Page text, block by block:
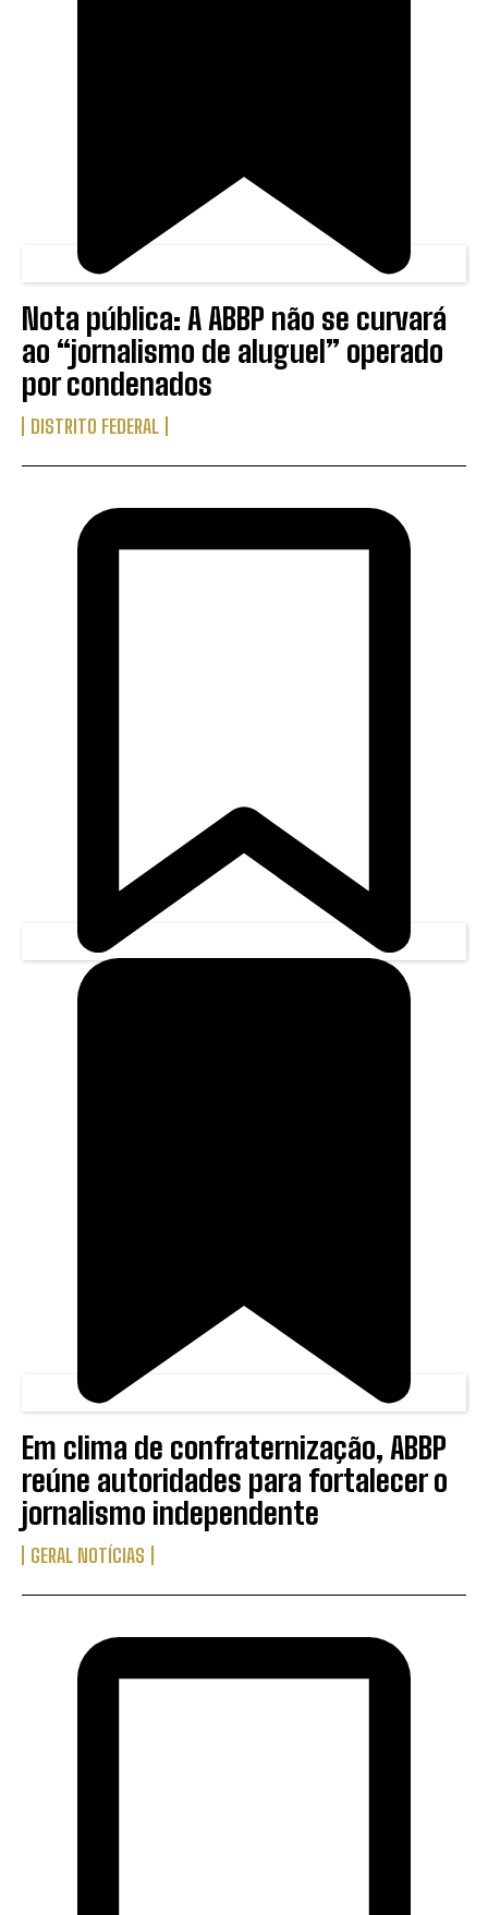
Nota pública: A ABBP não se curvará
ao “jornalismo de aluguel” operado
por condenados
DISTRITO FEDERAL
Em clima de confraternização, ABBP
reúne autoridades para fortalecer o
jornalismo independente
GERAL NOTÍCIAS